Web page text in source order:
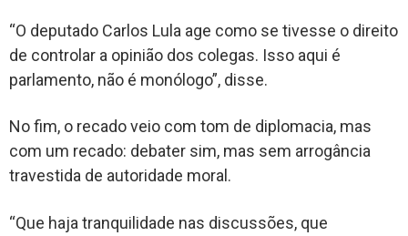
“O deputado Carlos Lula age como se tivesse o direito
de controlar a opinião dos colegas. Isso aqui é
parlamento, não é monólogo”, disse.
No fim, o recado veio com tom de diplomacia, mas
com um recado: debater sim, mas sem arrogância
travestida de autoridade moral.
“Que haja tranquilidade nas discussões, que